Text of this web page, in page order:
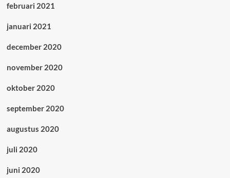
februari 2021
januari 2021
december 2020
november 2020
oktober 2020
september 2020
augustus 2020
juli 2020
juni 2020